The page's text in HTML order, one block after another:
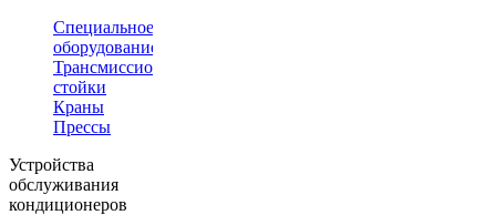
Специальное
оборудование
Трансмиссионные
стойки
Краны
Прессы
Устройства
обслуживания
кондиционеров